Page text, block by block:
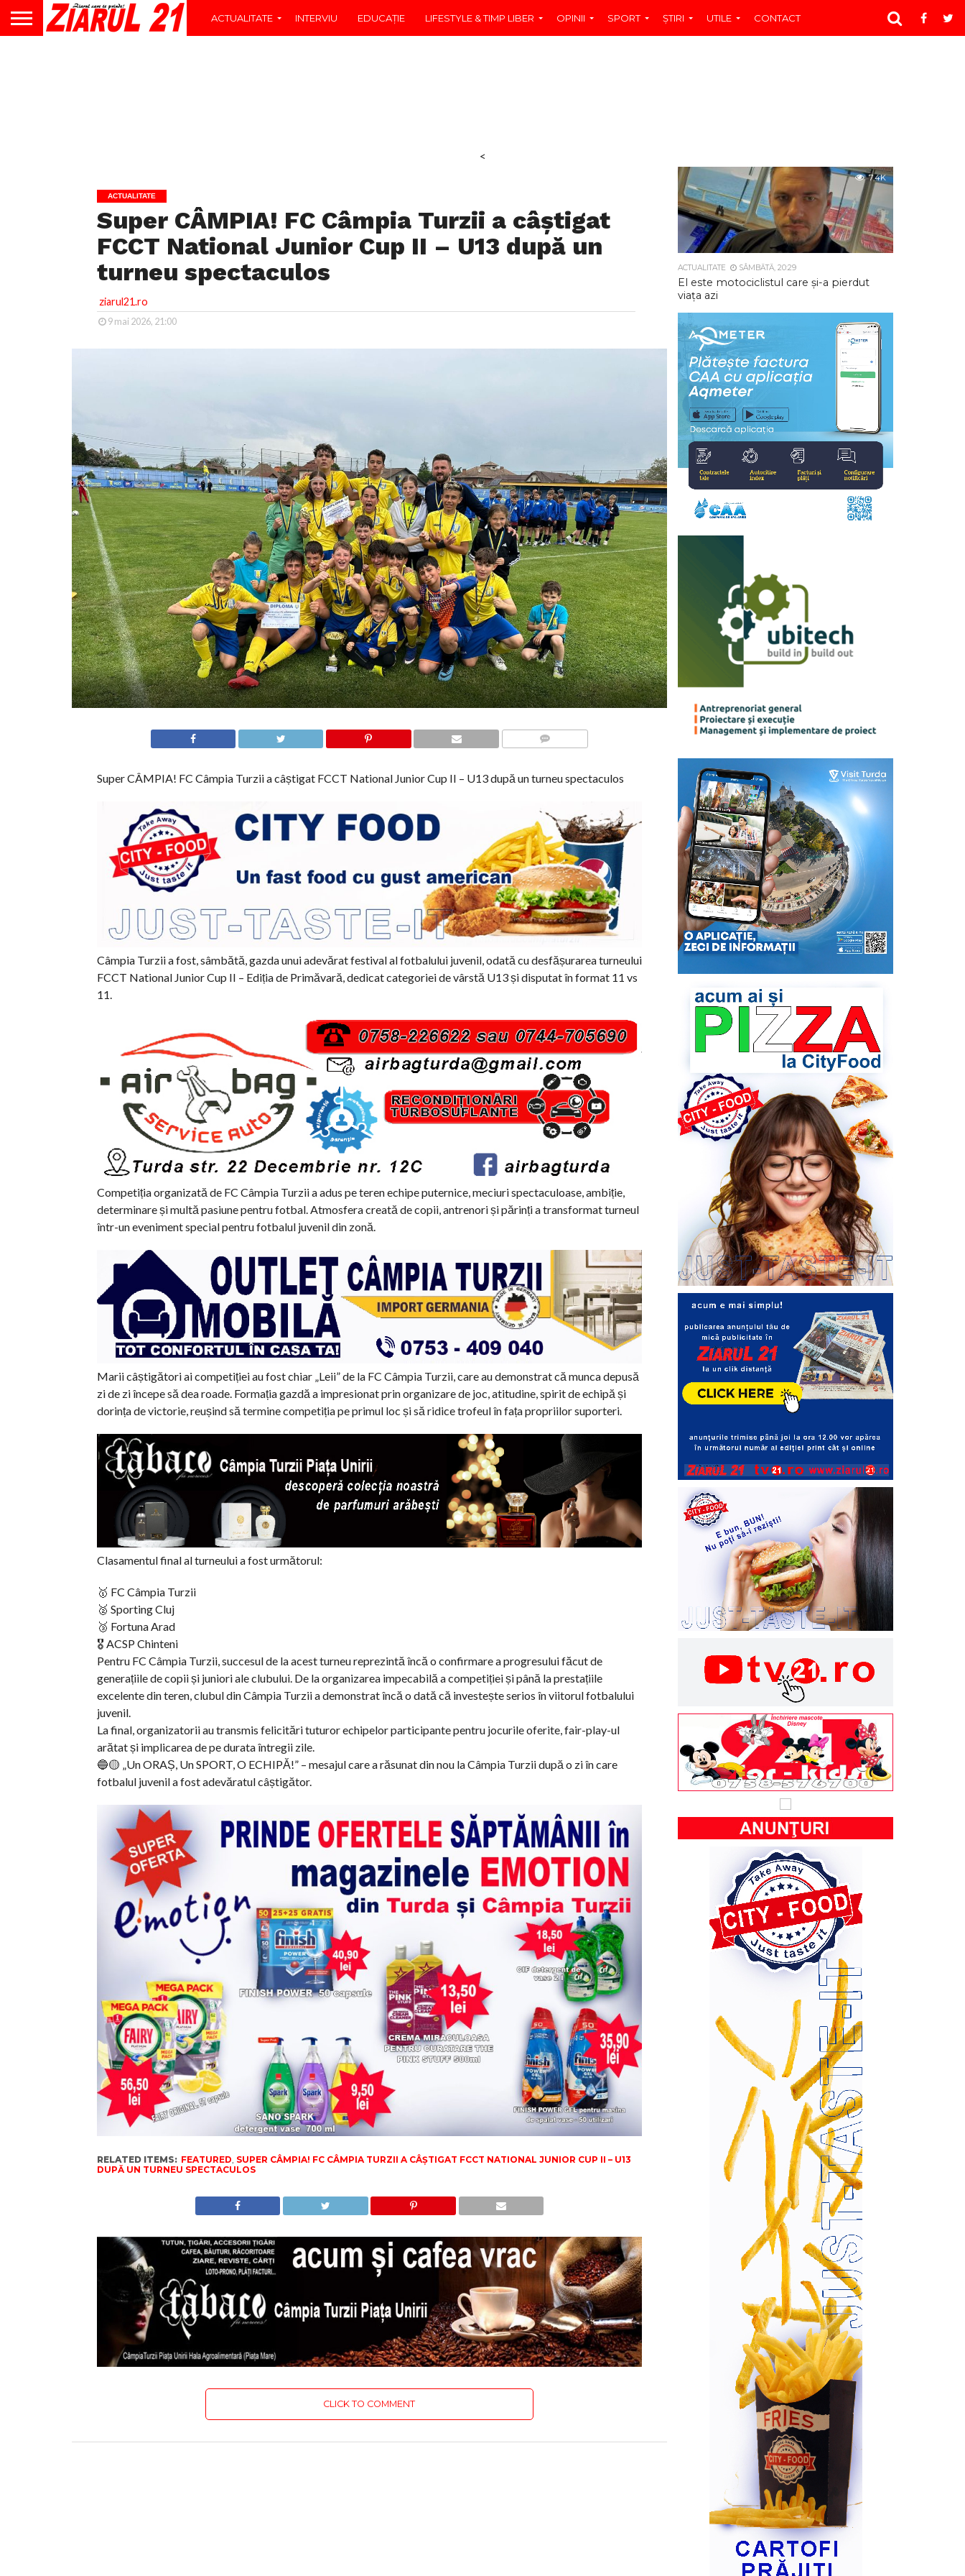
ACTUALITATE INTERVIU EDUCAŢIE LIFESTYLE & TIMP LIBER OPINII SPORT ŞTIRI UTILE CONTACT
<
ACTUALITATE
Super CÂMPIA! FC Câmpia Turzii a câștigat
FCCT National Junior Cup II – U13 după un
turneu spectaculos
ziarul21.ro
9 mai 2026, 21:00
Super CÂMPIA! FC Câmpia Turzii a câștigat FCCT National Junior Cup II – U13 după un turneu spectaculos
Câmpia Turzii a fost, sâmbătă, gazda unui adevărat festival al fotbalului juvenil, odată cu desfășurarea turneului
FCCT National Junior Cup II – Ediția de Primăvară, dedicat categoriei de vârstă U13 și disputat în format 11 vs
11.
Competiția organizată de FC Câmpia Turzii a adus pe teren echipe puternice, meciuri spectaculoase, ambiție,
determinare și multă pasiune pentru fotbal. Atmosfera creată de copii, antrenori și părinți a transformat turneul
într-un eveniment special pentru fotbalul juvenil din zonă.
Marii câștigători ai competiției au fost chiar „Leii” de la FC Câmpia Turzii, care au demonstrat că munca depusă
zi de zi începe să dea roade. Formația gazdă a impresionat prin organizare de joc, atitudine, spirit de echipă și
dorința de victorie, reușind să termine competiția pe primul loc și să ridice trofeul în fața propriilor suporteri.
Clasamentul final al turneului a fost următorul:
🥇 FC Câmpia Turzii
🥈 Sporting Cluj
🥉 Fortuna Arad
🎖 ACSP Chinteni
Pentru FC Câmpia Turzii, succesul de la acest turneu reprezintă încă o confirmare a progresului făcut de
generațiile de copii și juniori ale clubului. De la organizarea impecabilă a competiției și până la prestațiile
excelente din teren, clubul din Câmpia Turzii a demonstrat încă o dată că investește serios în viitorul fotbalului
juvenil.
La final, organizatorii au transmis felicitări tuturor echipelor participante pentru jocurile oferite, fair-play-ul
arătat și implicarea de pe durata întregii zile.
🔵🟡 „Un ORAȘ, Un SPORT, O ECHIPĂ!” – mesajul care a răsunat din nou la Câmpia Turzii după o zi în care
fotbalul juvenil a fost adevăratul câștigător.
RELATED ITEMS: FEATURED SUPER CÂMPIA! FC CÂMPIA TURZII A CÂȘTIGAT FCCT NATIONAL JUNIOR CUP II – U13
DUPĂ UN TURNEU SPECTACULOS
CLICK TO COMMENT
7.4K
ACTUALITATE SÂMBĂTĂ, 20:29
El este motociclistul care și-a pierdut
viața azi